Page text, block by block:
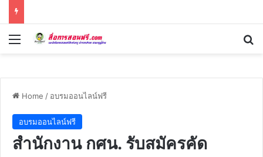
Menu
Home / อบรมออนไลน์ฟรี
อบรมออนไลน์ฟรี
สำนักงาน กศน. รับสมัครคัด